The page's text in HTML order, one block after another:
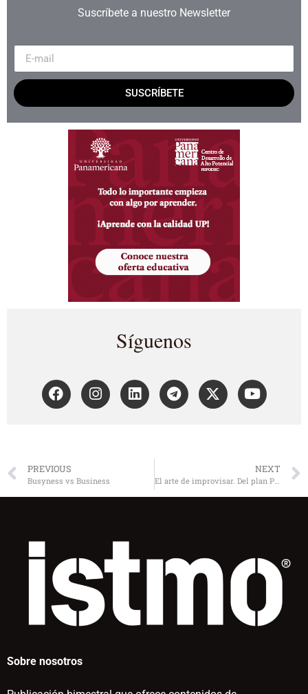
Suscríbete a nuestro Newsletter
SUSCRÍBETE
Síguenos
PREVIOUS
Busyness vs Business
NEXT
El arte de improvisar. Del plan Popotla al Eton Mess
Sobre nosotros